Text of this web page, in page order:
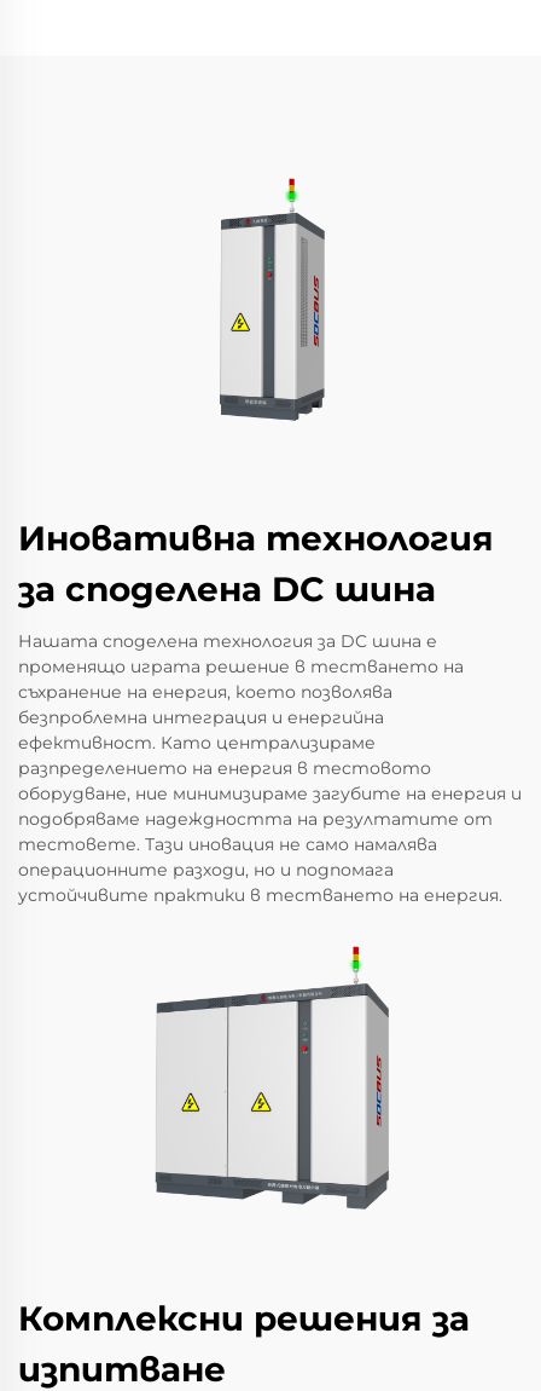
Иновативна технология
за споделена DC шина
Нашата споделена технология за DC шина е
променящо играта решение в тестването на
съхранение на енергия, което позволява
безпроблемна интеграция и енергийна
ефективност. Като централизираме
разпределението на енергия в тестовото
оборудване, ние минимизираме загубите на енергия и
подобряваме надеждността на резултатите от
тестовете. Тази иновация не само намалява
операционните разходи, но и подпомага
устойчивите практики в тестването на енергия.
Комплексни решения за
изпитване